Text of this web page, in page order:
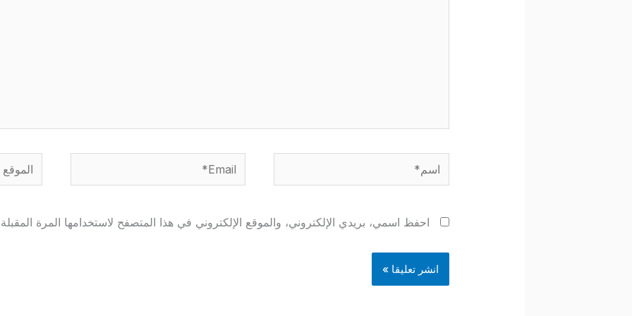
اسم* Email* الموقع
احفظ اسمي، بريدي الإلكتروني، والموقع الإلكتروني في هذا المتصفح لاستخدامها المرة